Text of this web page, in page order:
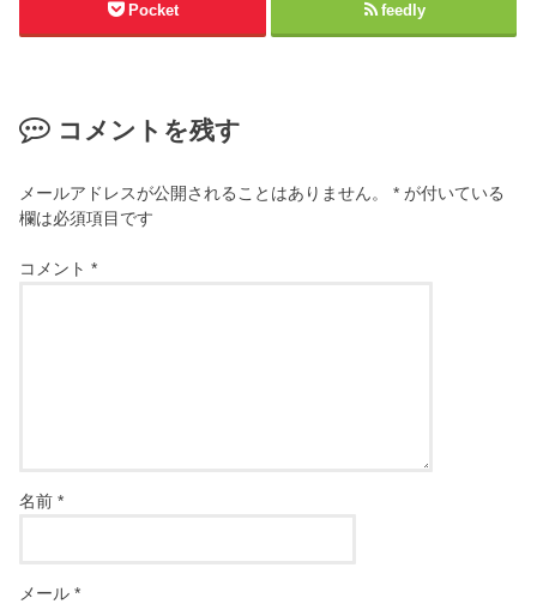
Pocket feedly
コメントを残す
メールアドレスが公開されることはありません。 * が付いている
欄は必須項目です
コメント*
名前*
メール*